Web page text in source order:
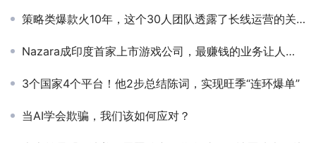
策略类爆款火10年，这个30人团队透露了长线运营的关键
Nazara成印度首家上市游戏公司，最赚钱的业务让人意外
3个国家4个平台！他2步总结陈词，实现旺季“连环爆单”
当AI学会欺骗，我们该如何应对？